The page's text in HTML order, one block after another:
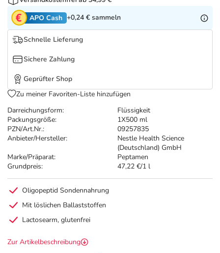
Tierapotheke
Vitamine & Mineralstoffe
Marken
Salus Deals
Darreichungsform:
Flüssigkeit
Packungsgröße:
1X500 ml
PZN/Art.Nr.:
09257835
Anbieter/Hersteller:
Nestle Health Science
(Deutschland) GmbH
Marke/Präparat:
Peptamen
Grundpreis:
47,22 €/1 l
APO Cash +0,24 € sammeln
Schnelle Lieferung
Sichere Zahlung
Geprüfter Shop
Zu meiner Favoriten-Liste hinzufügen
Oligopeptid Sondennahrung
Mit löslichen Ballaststoffen
Lactosearm, glutenfrei
Zur Artikelbeschreibung